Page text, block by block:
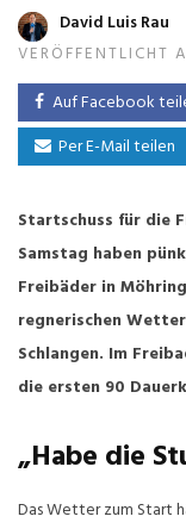
David Luis Rau
VERÖFFENTLICHT
Auf Facebook
Per E-Mail teilen
Startschuss für die
Samstag haben
Freibäder in
regnerischen
Schlangen. Im
die ersten 90
„Habe die
Das Wetter zum Start